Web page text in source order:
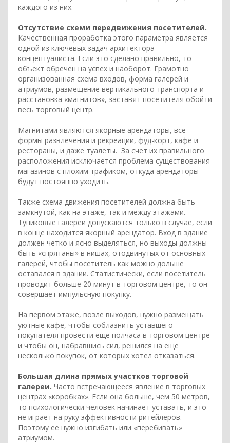
каждого из них.
Отсутствие схеми передвижения посетителей.
Качественная проработка этого параметра является
одной из ключевых задач архитектора-
концептуалиста. Если это сделано правильно, то
объект обречен на успех и наоборот. Грамотно
организованная схема входов, форма галерей и
атриумов, размещение вертикального транспорта и
расстановка «магнитов», заставят посетителя обойти
весь торговый центр.
Магнитами являются якорные арендаторы, все
формы развлечения и рекреации, фуд-корт, кафе и
рестораны, и даже туалеты. За счет их правильного
расположения исключается проблема существования
магазинов с плохим трафиком, откуда арендаторы
будут постоянно уходить.
Также схема движения посетителей должна быть
замкнутой, как на этаже, так и между этажами.
Тупиковые галереи допускаются только в случае, если
в конце находится якорный арендатор. Вход в здание
должен четко и ясно выделяться, но выходы должны
быть «спрятаны» в нишах, отодвинутых от основных
галерей, чтобы посетитель как можно дольше
оставался в здании. Статистически, если посетитель
проводит больше 20 минут в торговом центре, то он
совершает импульсную покупку.
На первом этаже, возле выходов, нужно размещать
уютные кафе, чтобы соблазнить уставшего
покупателя провести еще полчаса в торговом центре
и чтобы он, набравшись сил, решился на еще
несколько покупок, от которых хотел отказаться.
Большая длина прямых участков торговой
галереи. Часто встречающееся явление в торговых
центрах «коробках». Если она больше, чем 50 метров,
то психологически человек начинает уставать, и это
не играет на руку эффективности ритейлеров.
Поэтому ее нужно изгибать или «перебивать»
атриумом.